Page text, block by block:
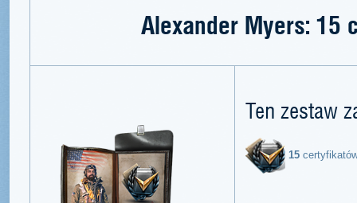
Alexander Myers: 15
Ten zestaw
15